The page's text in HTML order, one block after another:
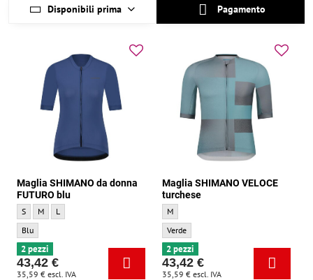
Disponibili prima Pagamento
Maglia SHIMANO da donna
FUTURO blu
Maglia SHIMANO da donna FUTURO blu - Dimensione:
S Maglia SHIMANO da donna FUTURO blu - Dimensione:
M Maglia SHIMANO da donna FUTURO blu - Dimensione:
L
Maglia SHIMANO da donna FUTURO blu - Colore di base:
Blu
2 pezzi
43,42 €
35,59 € escl. IVA
Maglia SHIMANO VELOCE
turchese
Maglia SHIMANO VELOCE turchese -
M
Maglia SHIMANO VELOCE turchese -
Verde
2 pezzi
43,42 €
35,59 € escl. IVA